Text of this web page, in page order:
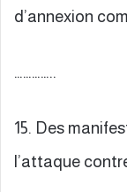
d’annexion
…………..
15. Des
l’attaque